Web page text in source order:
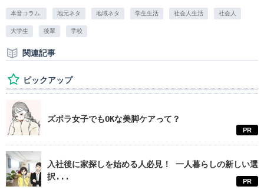
本音コラム. 地元ネタ 地域ネタ 学生生活 社会人生活 社会人
大学生 後輩 学校
関連記事
ピックアップ
ズボラ女子でもOKな美脚ケアって？
PR
入社後に家探しを始める人必見！ 一人暮らしの新しい選
択...
PR